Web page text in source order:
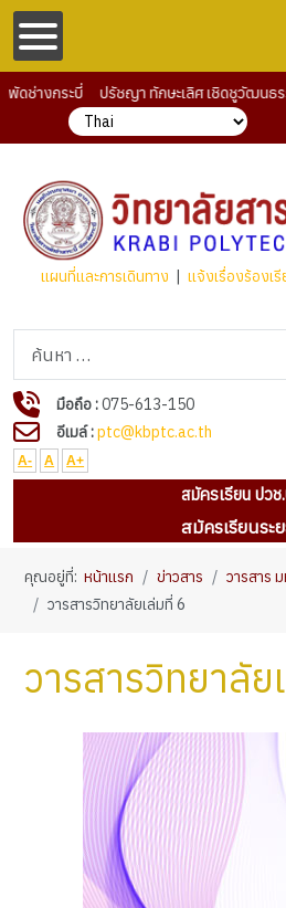
างกระบี่ ปรัชญา ทักษะเลิศ เชิดชูวัฒนธรรม
แผนที่และการเดินทาง | แจ้งเรื่องร้องเ
มือถือ :075-613-150
อีเมล์ :ptc@kbptc.ac.th
A- A A+
สมัครเรียน ปวช
สมัครเรียนระ
คุณอยู่ที่:หน้าแรก ข่าวสาร
วารสาร
วารสารวิทยาลัยเล่มที่ 6
วารสารวิทยาลัย